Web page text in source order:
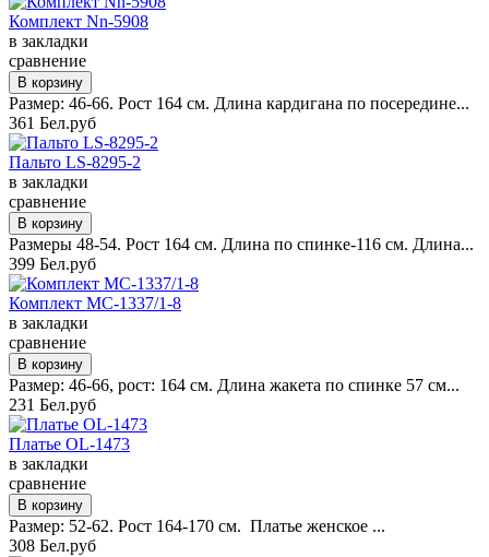
Комплект Nn-5908
в закладки
сравнение
Размер: 46-66. Рост 164 см. Длина кардигана по посередине...
361 Бел.руб
Пальто LS-8295-2
в закладки
сравнение
Размеры 48-54. Рост 164 см. Длина по спинке-116 см. Длина...
399 Бел.руб
Комплект MC-1337/1-8
в закладки
сравнение
Размер: 46-66, рост: 164 см. Длина жакета по спинке 57 см...
231 Бел.руб
Платье OL-1473
в закладки
сравнение
Размер: 52-62. Рост 164-170 см. Платье женское ...
308 Бел.руб